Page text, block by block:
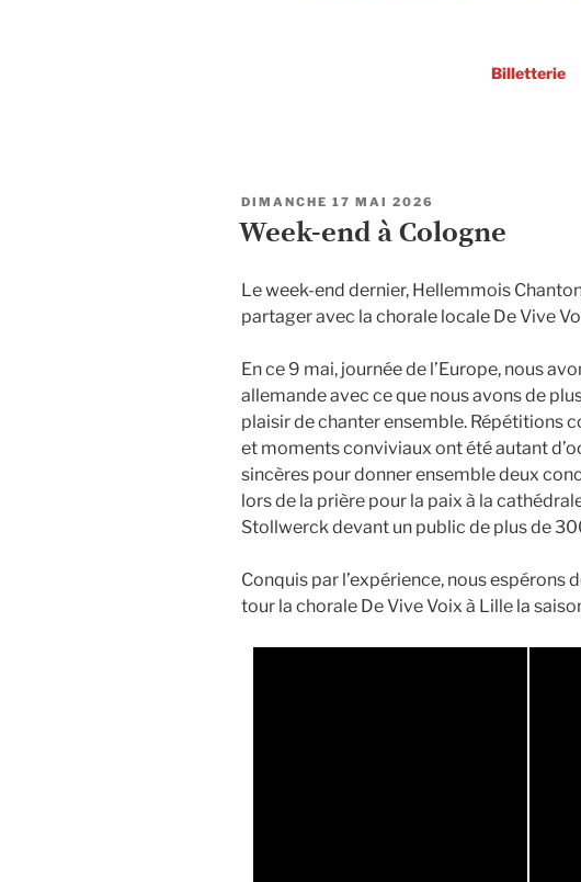
Billetterie
PUBLIÉ
DIMANCHE 17 MAI 2026
Week-end à Cologne
Le week-end dernier, Hellemmois
partager avec la chorale locale De Vive
En ce 9 mai, journée de l’Europe, nous
allemande avec ce que nous avons de
plaisir de chanter ensemble. Répétitions
et moments conviviaux ont été autant
sincères pour donner ensemble deux
lors de la prière pour la paix à la
Stollwerck devant un public de plus de
Conquis par l’expérience, nous
tour la chorale De Vive Voix à Lille la